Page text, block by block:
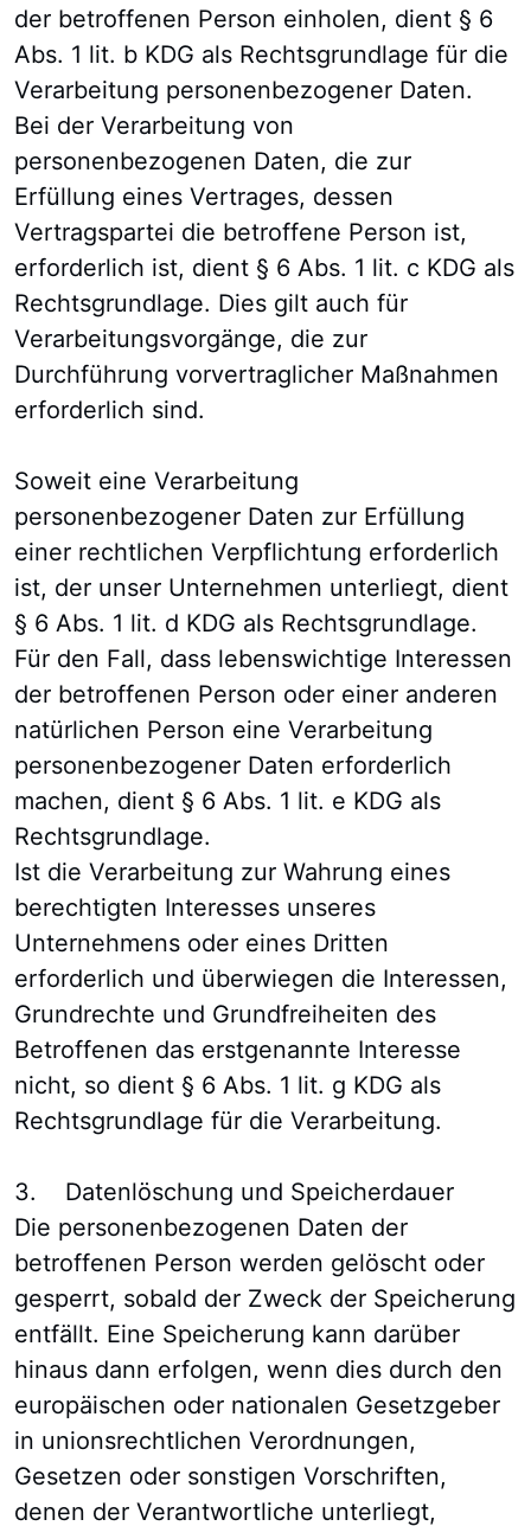
der betroffenen Person einholen, dient § 6
Abs. 1 lit. b KDG als Rechtsgrundlage für die
Verarbeitung personenbezogener Daten.
Bei der Verarbeitung von
personenbezogenen Daten, die zur
Erfüllung eines Vertrages, dessen
Vertragspartei die betroffene Person ist,
erforderlich ist, dient § 6 Abs. 1 lit. c KDG als
Rechtsgrundlage. Dies gilt auch für
Verarbeitungsvorgänge, die zur
Durchführung vorvertraglicher Maßnahmen
erforderlich sind.
Soweit eine Verarbeitung
personenbezogener Daten zur Erfüllung
einer rechtlichen Verpflichtung erforderlich
ist, der unser Unternehmen unterliegt, dient
§ 6 Abs. 1 lit. d KDG als Rechtsgrundlage.
Für den Fall, dass lebenswichtige Interessen
der betroffenen Person oder einer anderen
natürlichen Person eine Verarbeitung
personenbezogener Daten erforderlich
machen, dient § 6 Abs. 1 lit. e KDG als
Rechtsgrundlage.
Ist die Verarbeitung zur Wahrung eines
berechtigten Interesses unseres
Unternehmens oder eines Dritten
erforderlich und überwiegen die Interessen,
Grundrechte und Grundfreiheiten des
Betroffenen das erstgenannte Interesse
nicht, so dient § 6 Abs. 1 lit. g KDG als
Rechtsgrundlage für die Verarbeitung.
3. Datenlöschung und Speicherdauer
Die personenbezogenen Daten der
betroffenen Person werden gelöscht oder
gesperrt, sobald der Zweck der Speicherung
entfällt. Eine Speicherung kann darüber
hinaus dann erfolgen, wenn dies durch den
europäischen oder nationalen Gesetzgeber
in unionsrechtlichen Verordnungen,
Gesetzen oder sonstigen Vorschriften,
denen der Verantwortliche unterliegt,